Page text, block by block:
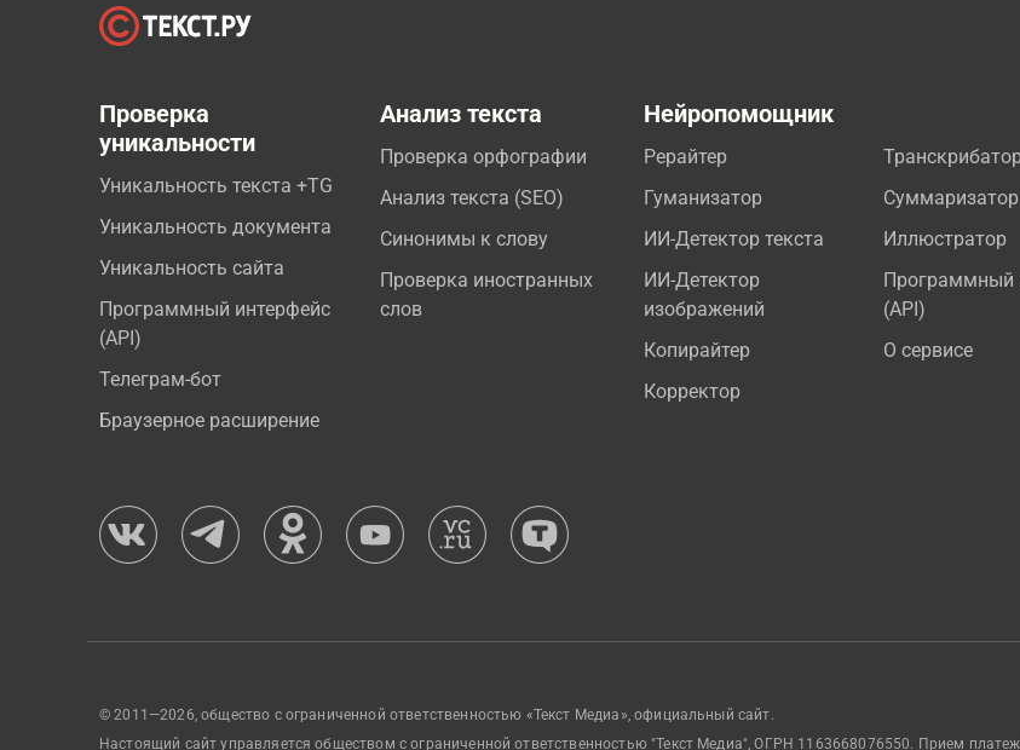
Проверка
уникальности
Уникальность текста +TG
Уникальность документа
Уникальность сайта
Программный интерфейс
(API)
Телеграм-бот
Браузерное расширение
Анализ текста
Проверка орфографии
Анализ текста (SEO)
Синонимы к слову
Проверка иностранных
слов
Нейропомощник
Рерайтер
Гуманизатор
ИИ-Детектор текста
ИИ-Детектор
изображений
Копирайтер
Корректор
Суммаризатор
Иллюстратор
Программный
(API)
О сервисе
© 2011—2026, общество с ограниченной ответственностью «Текст Медиа», официальный сайт.
Настоящий сайт управляется обществом с ограниченной ответственностью "Текст Медиа", ОГРН 1163668076550. Прием